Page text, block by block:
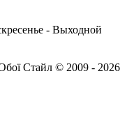
- Выходной
Стайл © 2009 - 2026